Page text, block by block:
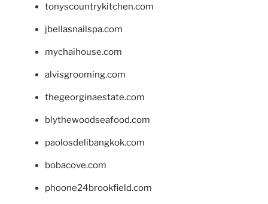
tonyscountrykitchen.com
jbellasnailspa.com
mychaihouse.com
alvisgrooming.com
thegeorginaestate.com
blythewoodseafood.com
paolosdelibangkok.com
bobacove.com
phoone24brookfield.com